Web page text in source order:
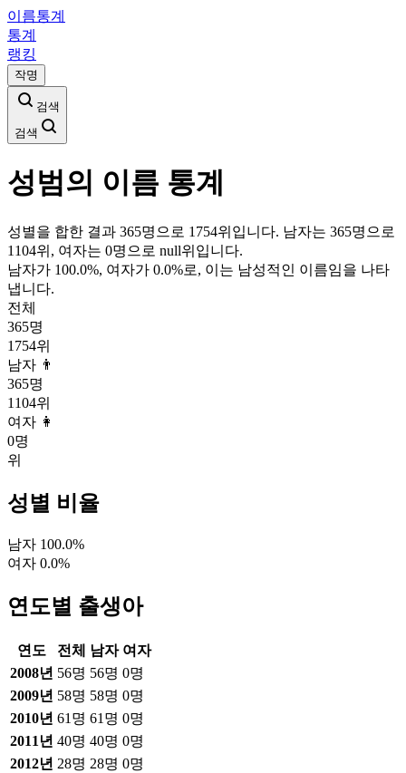
이름통계
통계
랭킹
작명
검색
검색
성범의 이름 통계
성별을 합한 결과 365명으로 1754위입니다. 남자는 365명으로
1104위, 여자는 0명으로 null위입니다.
남자가 100.0%, 여자가 0.0%로, 이는 남성적인 이름임을 나타
냅니다.
전체
365명
1754위
남자 👨
365명
1104위
여자 👩
0명
위
성별 비율
남자 100.0%
여자 0.0%
연도별 출생아
연도 전체 남자 여자
2008년 56명 56명 0명
2009년 58명 58명 0명
2010년 61 명 61 명 0명
2011 년 40명 40명 0명
2012년 28명 28명 0명